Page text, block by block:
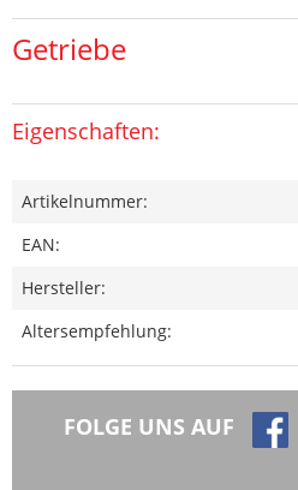
Getriebe
Eigenschaften:
Artikelnummer:
EAN:
Hersteller:
Altersempfehlung:
FOLGE UNS AUF